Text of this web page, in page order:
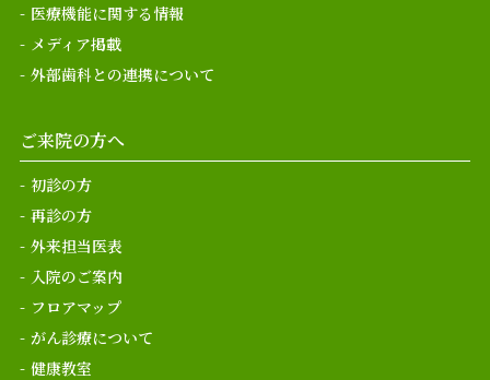
医療機能に関する情報
メディア掲載
外部歯科との連携について
ご来院の方へ
初診の方
再診の方
外来担当医表
入院のご案内
フロアマップ
がん診療について
健康教室